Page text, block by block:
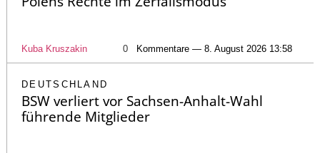
Kuba Kruszakin 0 Kommentare — 8. August 2026 13:58
DEUTSCHLAND
BSW verliert vor Sachsen-Anhalt-Wahl
führende Mitglieder